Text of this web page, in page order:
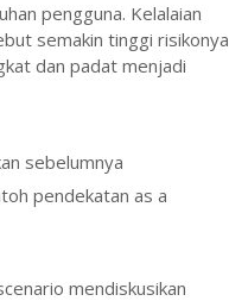
pengguna. Kelalaian
semakin tinggi risikonya
dan padat menjadi
sebelumnya
pendekatan as a
mendiskusikan